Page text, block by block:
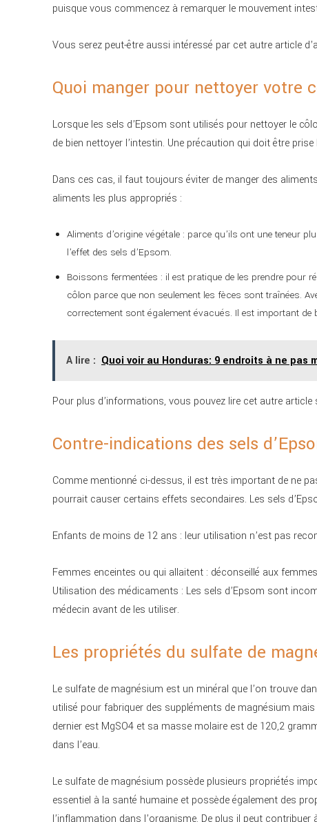
puisque vous commencez à remarquer le mouvement
Vous serez peut-être aussi intéressé par cet autre article
Quoi manger pour nettoyer votre
Lorsque les sels d’Epsom sont utilisés pour nettoyer le
de bien nettoyer l’intestin. Une précaution qui doit être
Dans ces cas, il faut toujours éviter de manger des
aliments les plus appropriés :
Aliments d’origine végétale : parce qu’ils ont une teneur
l’effet des sels d’Epsom.
Boissons fermentées : il est pratique de les prendre pour
côlon parce que non seulement les fèces sont traînées.
correctement sont également évacués. Il est important
A lire : Quoi voir au Honduras: 9 endroits à ne pas
Pour plus d’informations, vous pouvez lire cet autre
Contre-indications des sels
Comme mentionné ci-dessus, il est très important de ne
pourrait causer certains effets secondaires. Les sels
Enfants de moins de 12 ans : leur utilisation n’est pas
Femmes enceintes ou qui allaitent : déconseillé aux
Utilisation des médicaments : Les sels d’Epsom sont
médecin avant de les utiliser.
Les propriétés du sulfate de
Le sulfate de magnésium est un minéral que l’on trouve
utilisé pour fabriquer des suppléments de magnésium
dernier est MgSO4 et sa masse molaire est de 120,2
dans l’eau.
Le sulfate de magnésium possède plusieurs propriétés
essentiel à la santé humaine et possède également des
l’inflammation dans l’organisme. De plus il peut